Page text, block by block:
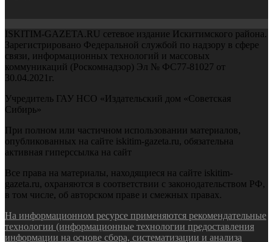
ISKITIM-GAZETA.RU сетевое издание Искитимского района.
Зарегистрировано Федеральной службой по надзору в сфере
связи, информационных технологий и массовых
коммуникаций (Роскомнадзор) Эл № ФС77-81027 от
30.04.2021г.
Учредитель ГАУ НСО «Издательский дом «Советская
Сибирь»
При полном или частичном использовании материалов,
опубликованных на сайте iskitim-gazeta.ru, обязательна
активная гиперссылка на сайт
Все права на материалы, находящиеся на сайте iskitim-
gazeta.ru, охраняются в соответствии с законодательством РФ,
в том числе, об авторском праве и смежных правах.
На информационном ресурсе применяются рекомендательные
технологии (информационные технологии предоставления
информации на основе сбора, систематизации и анализа